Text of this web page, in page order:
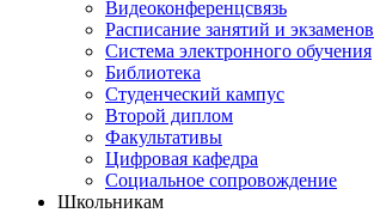
Видеоконференцсвязь
Расписание занятий и экзаменов
Система электронного обучения
Библиотека
Студенческий кампус
Второй диплом
Факультативы
Цифровая кафедра
Социальное сопровождение
Школьникам